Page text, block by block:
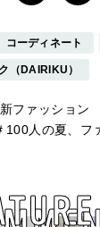
コーディネート
（DAIRIKU）
ファッション
人の夏、フ